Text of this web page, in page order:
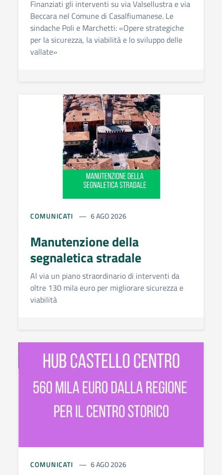
Finanziati gli interventi su via Valsellustra e via
Beccara nel Comune di Casalfiumanese. Le
sindache Poli e Marchetti: «Opere strategiche
per la sicurezza, la viabilità e lo sviluppo delle
vallate»
COMUNICATI 6 AGO 2026
Manutenzione della
segnaletica stradale
Al via un piano straordinario di interventi da
oltre 130 mila euro per migliorare sicurezza e
viabilità
COMUNICATI 6 AGO 2026